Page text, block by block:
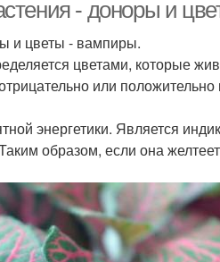
- доноры и
и цветы - вампиры.
цветами, которые
или
энергетики. Является
образом, если она